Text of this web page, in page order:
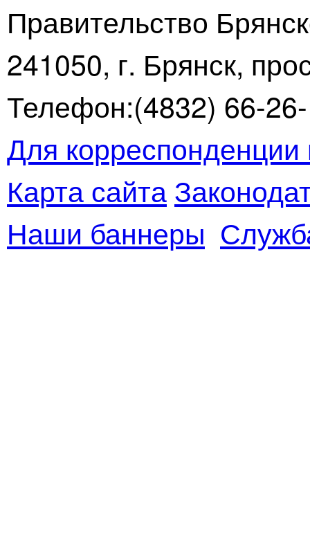
Правительство
241050, г. Брянск,
Телефон:(4832) 66-
Для
Карта сайта
Наши баннеры